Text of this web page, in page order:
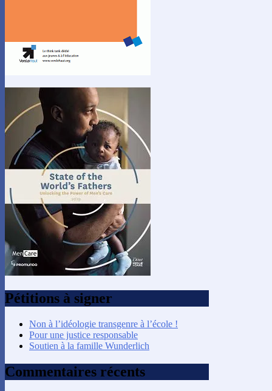
Pétitions à signer
Non à l’idéologie transgenre à l’école !
Pour une justice responsable
Soutien à la famille Wunderlich
Commentaires récents